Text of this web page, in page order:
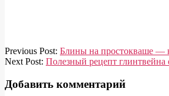
2020-
04-
Previous Post: Блины на простокваше —
Next Post: Полезный рецепт глинтвейна
Добавить комментарий